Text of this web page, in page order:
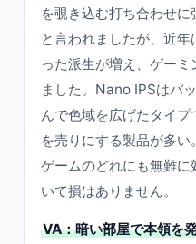
を覗き込む打ち合わせに
と言われましたが、近
った派生が増え、ゲー
ました。Nano IPSはバ
んで色域を広げたタイ
を売りにする製品が多い
ゲームのどれにも無難
いて損はありません。
VA：暗い部屋で本領を